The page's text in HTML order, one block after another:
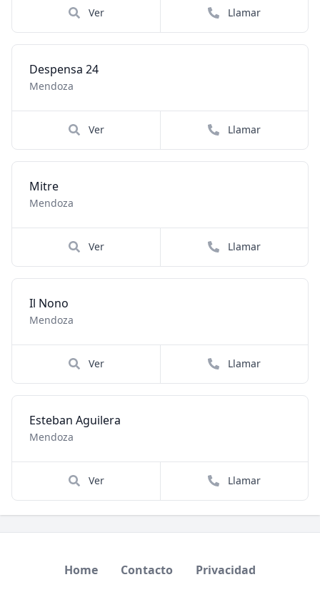
Ver Llamar
Despensa 24
Mendoza
Ver Llamar
Mitre
Mendoza
Ver Llamar
Il Nono
Mendoza
Ver Llamar
Esteban Aguilera
Mendoza
Ver Llamar
Home Contacto Privacidad